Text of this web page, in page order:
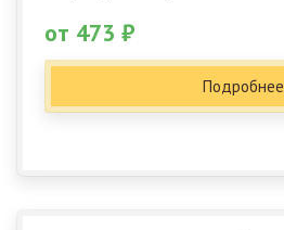
от 473 ₽
Подробнее